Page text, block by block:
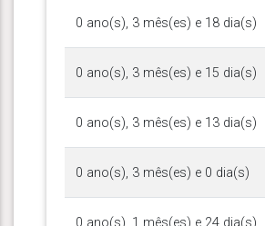
0 ano(s), 3 mês(es) e 18 dia(s)
0 ano(s), 3 mês(es) e 15 dia(s)
0 ano(s), 3 mês(es) e 13 dia(s)
0 ano(s), 3 mês(es) e 0 dia(s)
0 ano(s), 1 mês(es) e 24 dia(s)